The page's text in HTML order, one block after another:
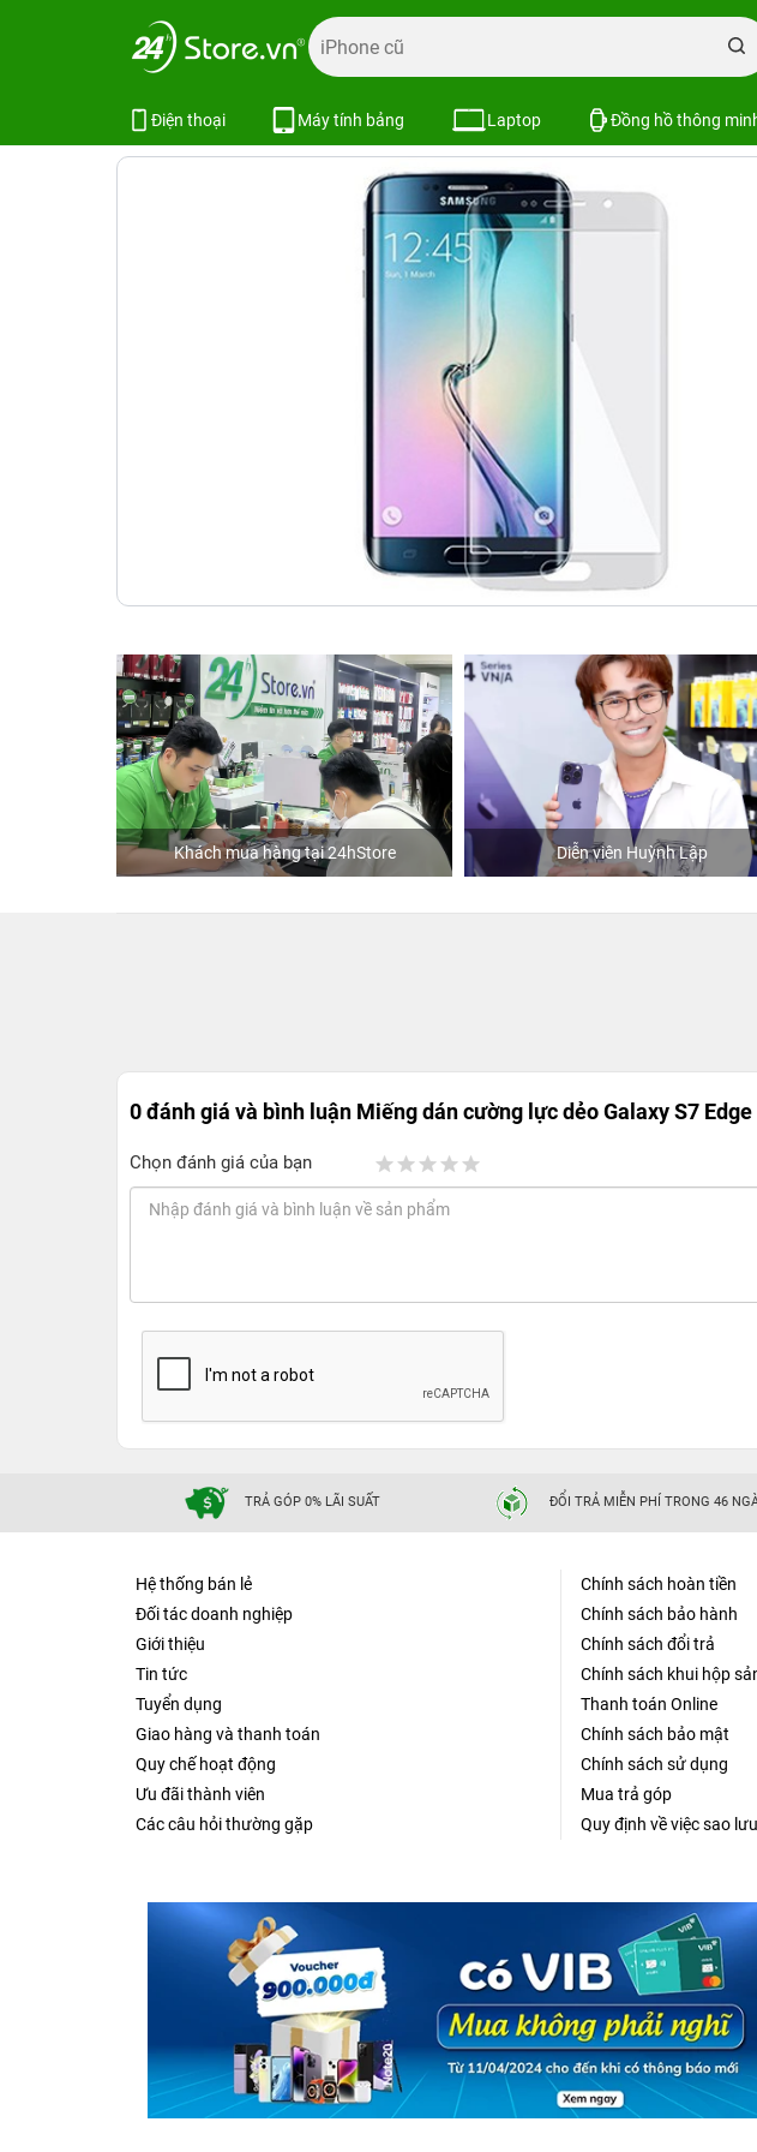
Điện thoại Máy tính bảng Laptop Đồng hồ thông
Trang chủ Dán cường lực Miếng dán cường lực dẻo
Khách mua hàng tại 24hStore Diễn viên Huỳnh Lập
0 đánh giá và bình luận Miếng dán cường lực dẻo Galaxy S7 Edge
Chọn đánh giá của bạn
TRẢ GÓP 0% LÃI SUẤT ĐỔI TRẢ MIỄN PHÍ TRONG 46
Hệ thống bán lẻ
Đối tác doanh nghiệp
Giới thiệu
Tin tức
Tuyển dụng
Giao hàng và thanh toán
Quy chế hoạt động
Ưu đãi thành viên
Các câu hỏi thường gặp
Chính sách hoàn tiền
Chính sách bảo hành
Chính sách đổi trả
Chính sách khui hộp
Thanh toán Online
Chính sách bảo mật
Chính sách sử dụng
Mua trả góp
Quy định về việc sao